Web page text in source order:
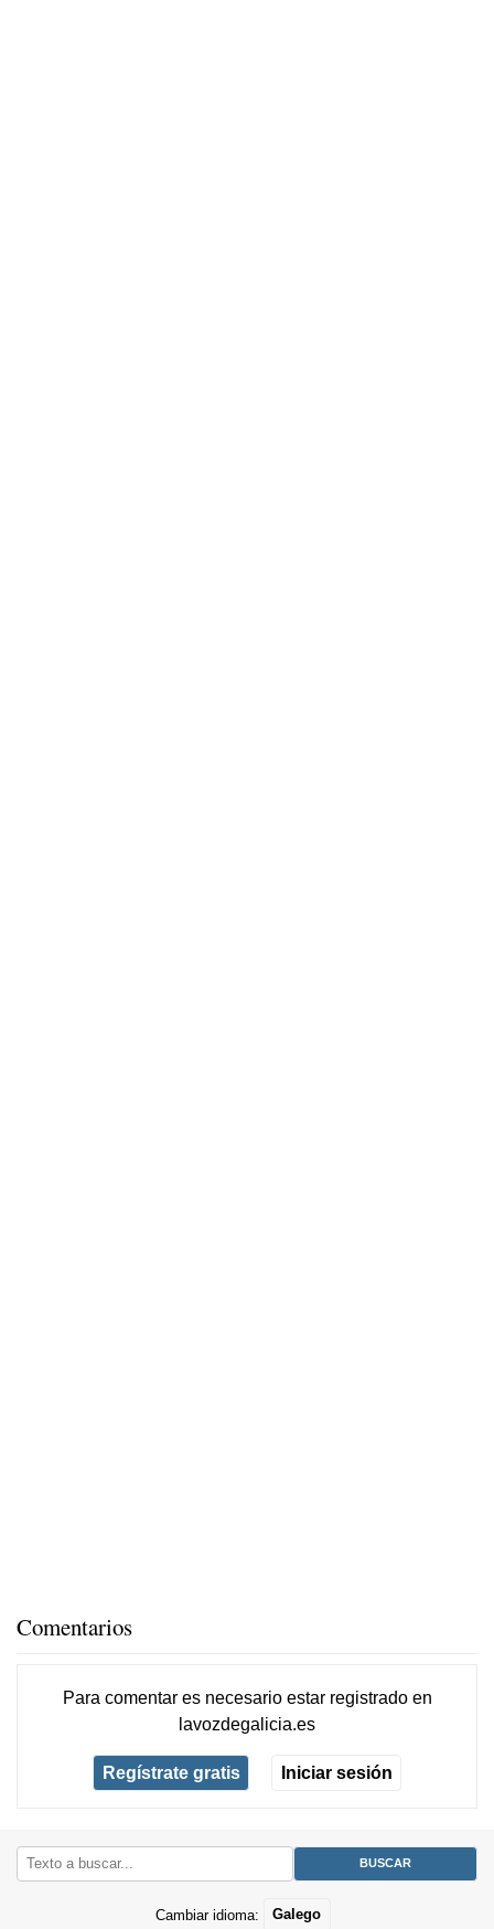
Comentarios
Para comentar es necesario estar registradoen
lavozdegalicia.es
Regístrate gratis Iniciar sesión
Cambiar idioma: Galego